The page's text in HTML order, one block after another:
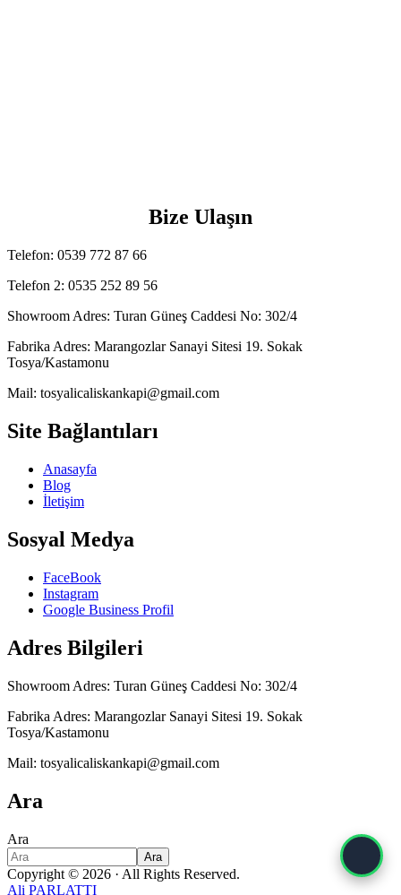
Bize Ulaşın
Telefon: 0539 772 87 66
Telefon 2: 0535 252 89 56
Showroom Adres: Turan Güneş Caddesi No: 302/4
Fabrika Adres: Marangozlar Sanayi Sitesi 19. Sokak
Tosya/Kastamonu
Mail: tosyalicaliskankapi@gmail.com
Site Bağlantıları
Anasayfa
Blog
İletişim
Sosyal Medya
FaceBook
Instagram
Google Business Profil
Adres Bilgileri
Showroom Adres: Turan Güneş Caddesi No: 302/4
Fabrika Adres: Marangozlar Sanayi Sitesi 19. Sokak
Tosya/Kastamonu
Mail: tosyalicaliskankapi@gmail.com
Ara
Ara
Ara
Copyright © 2026 · All Rights Reserved.
Ali PARLATTI